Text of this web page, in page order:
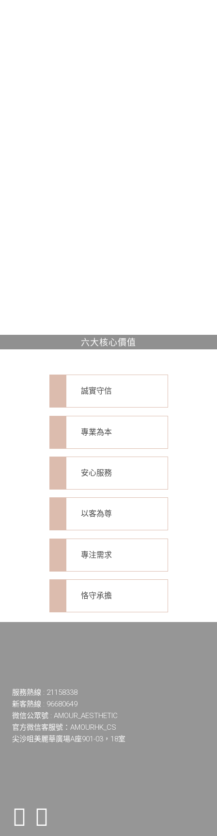
六大核心價值
誠實守信
專業為本
安心服務
以客為尊
專注需求
恪守承擔
服務熱線 : 21158338
新客熱線 : 96680649
微信公眾號 : AMOUR_AESTHETIC
官方微信客服號：AMOURHK_CS
尖沙咀美麗華廣場A座901-03，18室